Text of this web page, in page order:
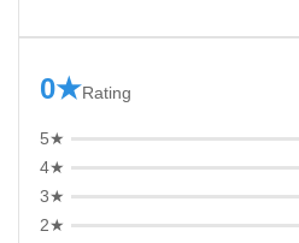
0★Rating
5★
4★
3★
2★